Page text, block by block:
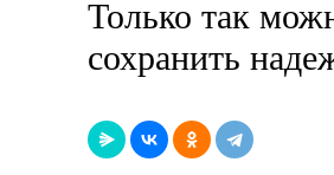
Только так
сохранить